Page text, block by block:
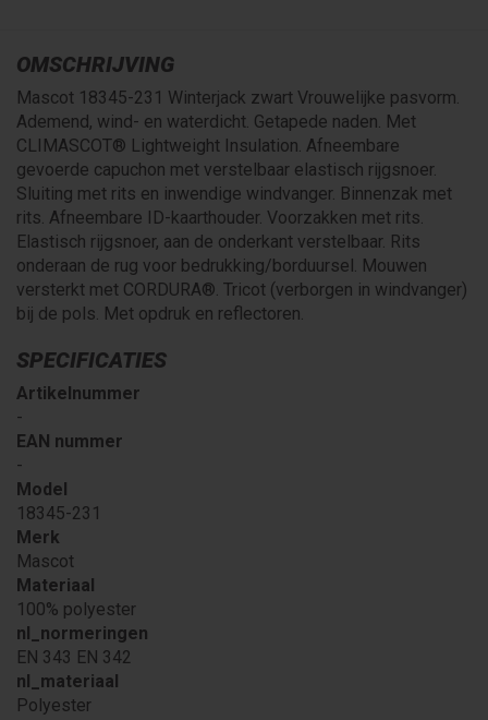
OMSCHRIJVING
Mascot 18345-231 Winterjack zwart Vrouwelijke pasvorm.
Ademend, wind- en waterdicht. Getapede naden. Met
CLIMASCOT® Lightweight Insulation. Afneembare
gevoerde capuchon met verstelbaar elastisch rijgsnoer.
Sluiting met rits en inwendige windvanger. Binnenzak met
rits. Afneembare ID-kaarthouder. Voorzakken met rits.
Elastisch rijgsnoer, aan de onderkant verstelbaar. Rits
onderaan de rug voor bedrukking/borduursel. Mouwen
versterkt met CORDURA®. Tricot (verborgen in windvanger)
bij de pols. Met opdruk en reflectoren.
SPECIFICATIES
Artikelnummer
-
EAN nummer
-
Model
18345-231
Merk
Mascot
Materiaal
100% polyester
nl_normeringen
EN 343 EN 342
nl_materiaal
Polyester